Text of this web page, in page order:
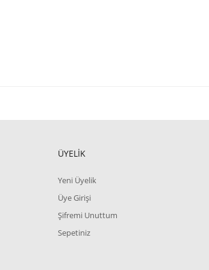
ÜYELİK
Yeni Üyelik
Üye Girişi
Şifremi Unuttum
Sepetiniz